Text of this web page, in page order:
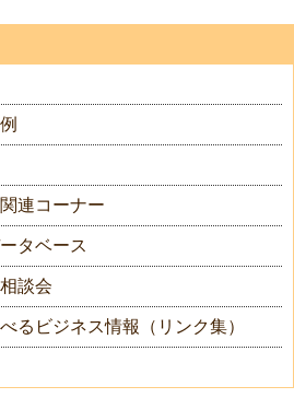
連コーナー
タベース
談会
るビジネス情報（リンク集）